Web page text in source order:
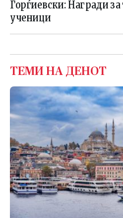
Ѓорѓиевски: Награди
ученици
ТЕМИ НА ДЕНОТ